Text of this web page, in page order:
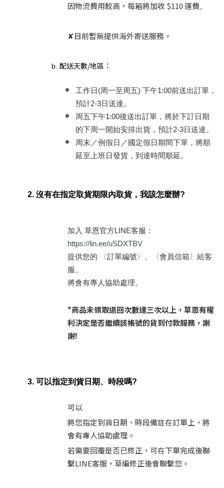
因物流費用較高，每箱將加收 $110 運費。
✘目前暫無提供海外寄送服務。
配送天數/地區：
工作日(周一至周五) 下午1:00前送出訂單，
預計2-3日送達。
周五下午1:00後送出訂單，將於下訂日期
的下周一開始安排出貨，預計2-3日送達。
周末／例假日／國定假日期間下單，將順
延至上班日發貨，到達時間順延。
2. 沒有在指定取貨期限內取貨，我該怎麼辦?
加入 草恩官方LINE客服：
https://lin.ee/uSDXTBV
提供您的 〈訂單編號〉、〈會員信箱〉給客
服。
將會有專人協助處理。
*商品未領取退回次數達三次以上，草恩有權
利決定是否繼續該帳號的貨到付款服務，謝
謝!
3. 可以指定到貨日期、時段嗎?
可以
將您指定到貨日期、時段備註在訂單上，將
會有專人協助處理。
若需要回覆是否已修正，可在下單完成後聯
繫LINE客服，草編修正後會聯繫您。